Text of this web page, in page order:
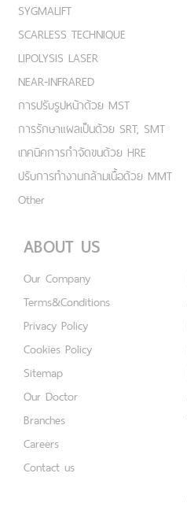
SYGMALIFT
SCARLESS TECHNIQUE
LIPOLYSIS LASER
NEAR-INFRARED
การปรับรูปหน้าด้วย MST
การรักษาแผลเป็นด้วย SRT, SMT
เทคนิคการกำจัดขนด้วย HRE
ปรับการทำงานกล้ามเนื้อด้วย MMT
Other
ABOUT US
Our Company
Terms&Conditions
Privacy Policy
Cookies Policy
Sitemap
Our Doctor
Branches
Careers
Contact us